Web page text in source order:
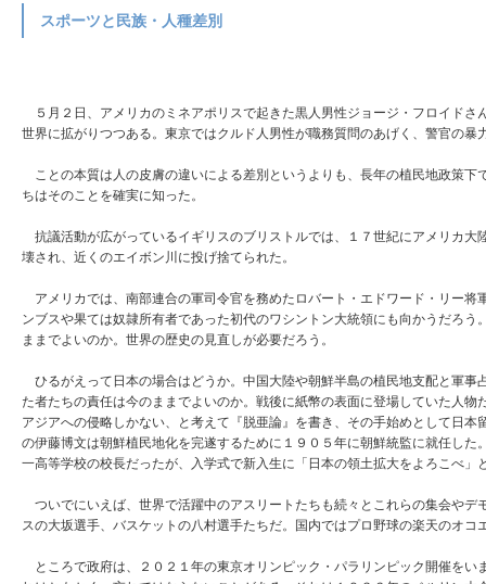
スポーツと民族・人種差別
５月２日、アメリカのミネアポリスで起きた黒人男性ジョージ・フロイド
世界に拡がりつつある。東京ではクルド人男性が職務質問のあげく、警官の
ことの本質は人の皮膚の違いによる差別というよりも、長年の植民地政策
ちはそのことを確実に知った。
抗議活動が広がっているイギリスのブリストルでは、１７世紀にアメリカ
壊され、近くのエイボン川に投げ捨てられた。
アメリカでは、南部連合の軍司令官を務めたロバート・エドワード・リー
ンブスや果ては奴隷所有者であった初代のワシントン大統領にも向かうだろ
ままでよいのか。世界の歴史の見直しが必要だろう。
ひるがえって日本の場合はどうか。中国大陸や朝鮮半島の植民地支配と軍
た者たちの責任は今のままでよいのか。戦後に紙幣の表面に登場していた人
アジアへの侵略しかない、と考えて『脱亜論』を書き、その手始めとして日
の伊藤博文は朝鮮植民地化を完遂するために１９０５年に朝鮮統監に就任し
一高等学校の校長だったが、入学式で新入生に「日本の領土拡大をよろこべ
ついでにいえば、世界で活躍中のアスリートたちも続々とこれらの集会や
スの大坂選手、バスケットの八村選手たちだ。国内ではプロ野球の楽天のオ
ところで政府は、２０２１年の東京オリンピック・パラリンピック開催を